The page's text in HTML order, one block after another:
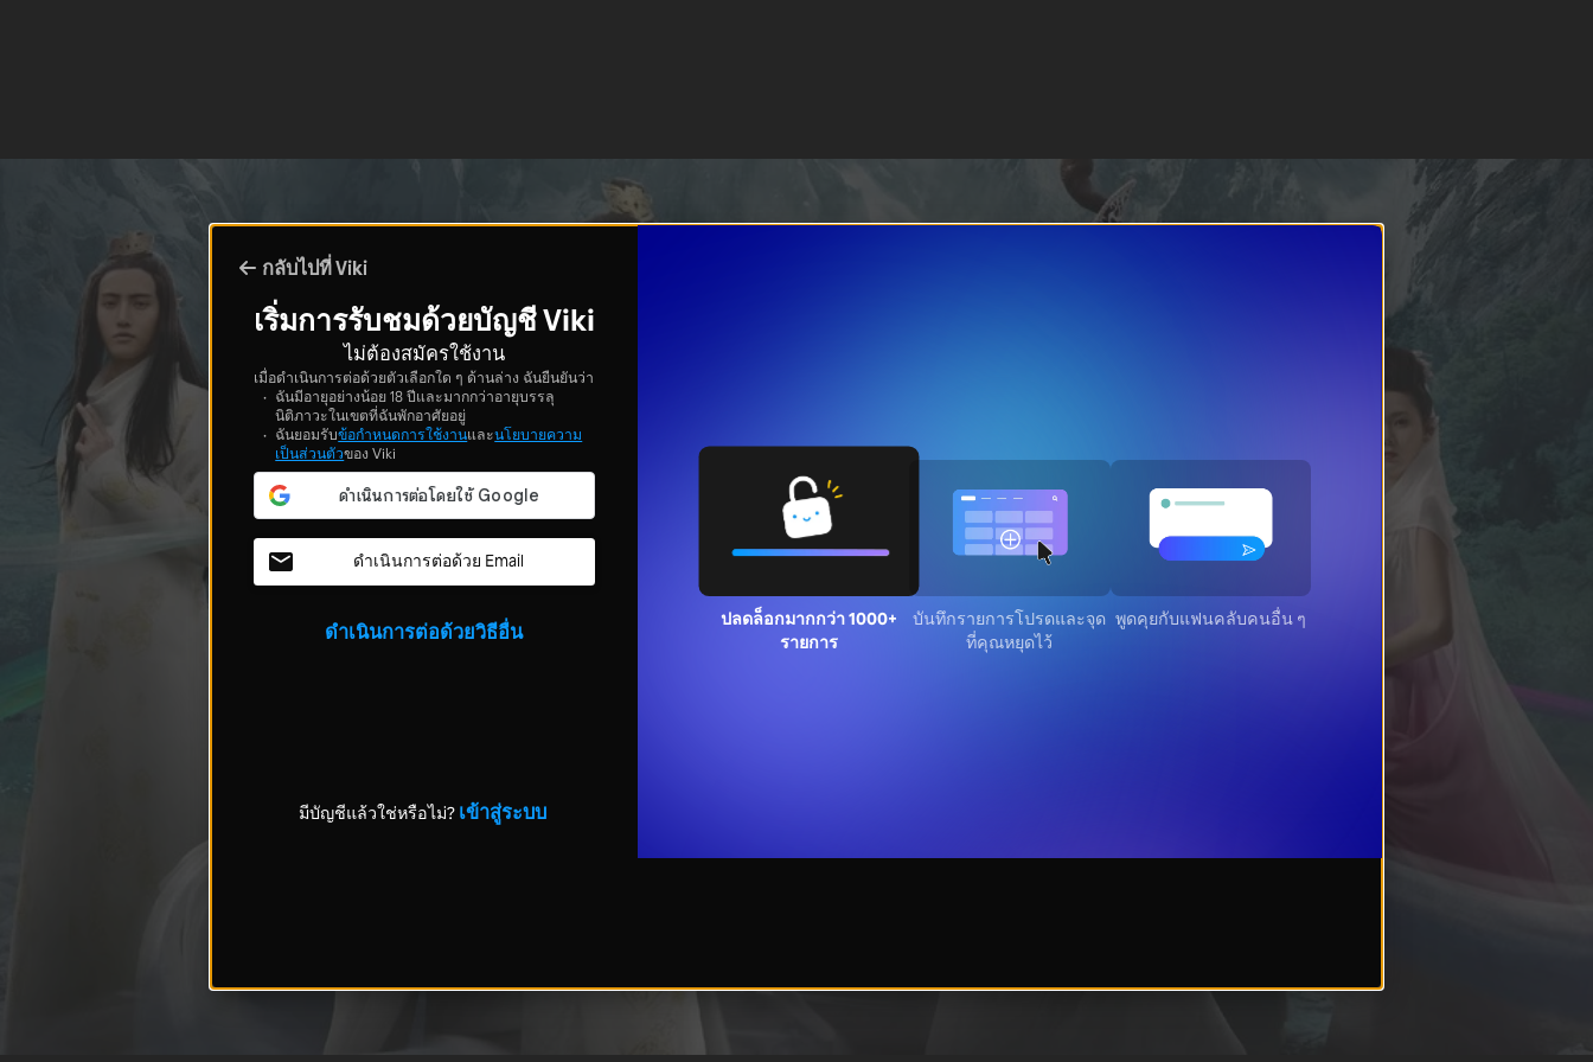
กลับไปที่ Viki
เริ่มการรับชมด้วยบัญชี Viki
ไม่ต้องสมัครใช้งาน
เมื่อดำเนินการต่อด้วยตัวเลือกใด ๆ ด้านล่าง ฉันยืนยันว่า
ฉันมีอายุอย่างน้อย 18 ปีและมากกว่าอายุบรรลุ
นิติภาวะในเขตที่ฉันพักอาศัยอยู่
ฉันยอมรับข้อกำหนดการใช้งานและนโยบายความ
เป็นส่วนตัวของ Viki
ดำเนินการต่อด้วย Email
ดำเนินการต่อด้วยวิธีอื่น
มีบัญชีแล้วใช่หรือไม่? เข้าสู่ระบบ
ปลดล็อกมากกว่า 1000+
รายการ
บันทึกรายการโปรดและจุดที่
คุณหยุดไว้
พูดคุยกับแฟนคลับคนอื่น ๆ